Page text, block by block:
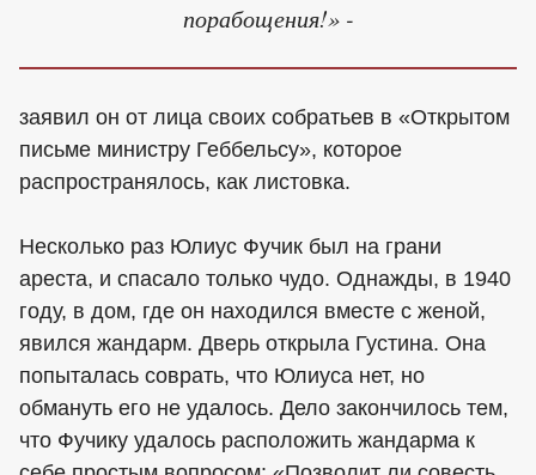
порабощения!» -
заявил он от лица своих собратьев в «Открытом
письме министру Геббельсу», которое
распространялось, как листовка.
Несколько раз Юлиус Фучик был на грани
ареста, и спасало только чудо. Однажды, в 1940
году, в дом, где он находился вместе с женой,
явился жандарм. Дверь открыла Густина. Она
попыталась соврать, что Юлиуса нет, но
обмануть его не удалось. Дело закончилось тем,
что Фучику удалось расположить жандарма к